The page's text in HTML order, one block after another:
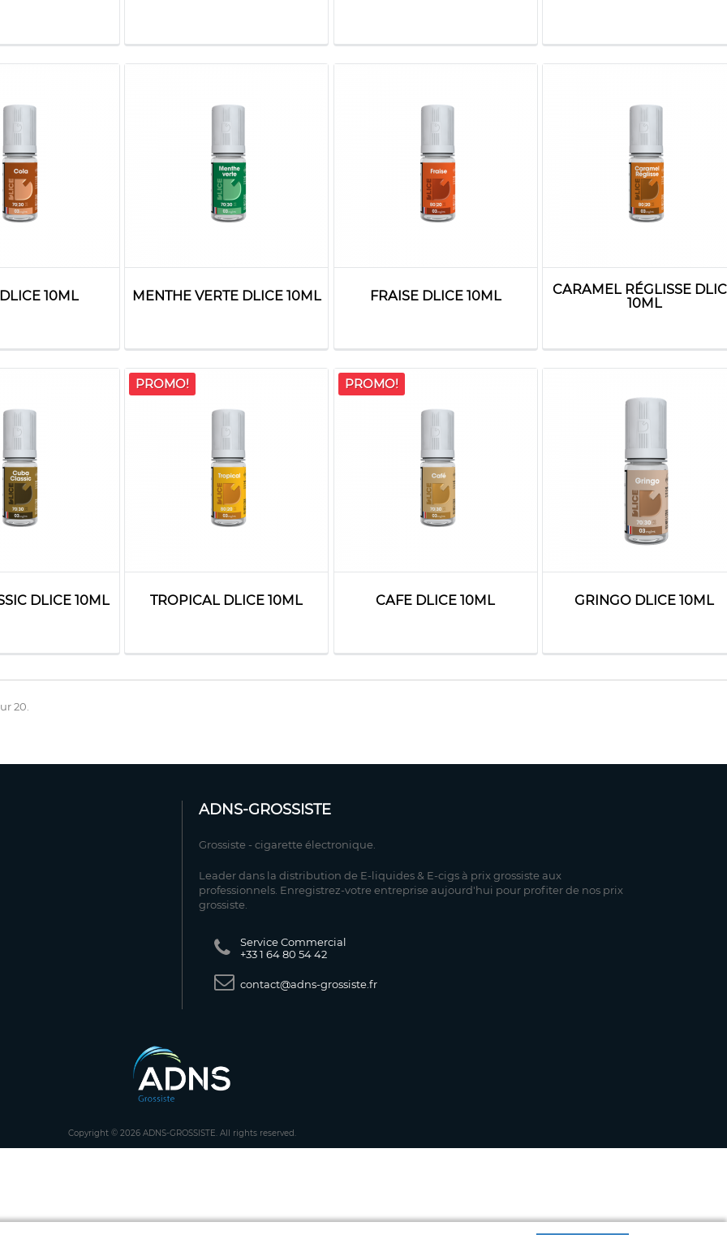
10ML MENTHE VERTE DLICE 10ML FRAISE DLICE 10ML
CARAMEL RÉGLISSE
10ML
DLICE 10ML
PROMO!
TROPICAL DLICE 10ML
PROMO!
CAFE DLICE 10ML GRINGO DLICE 10ML
20.
ADNS-GROSSISTE
Grossiste - cigarette électronique.
Leader dans la distribution de E-liquides & E-cigs à prix grossiste aux
professionnels. Enregistrez-votre entreprise aujourd'hui pour profiter de nos prix
grossiste.
Service Commercial
+33 1 64 80 54 42
contact@adns-grossiste.fr
Copyright © 2026 ADNS-GROSSISTE. All rights reserved.